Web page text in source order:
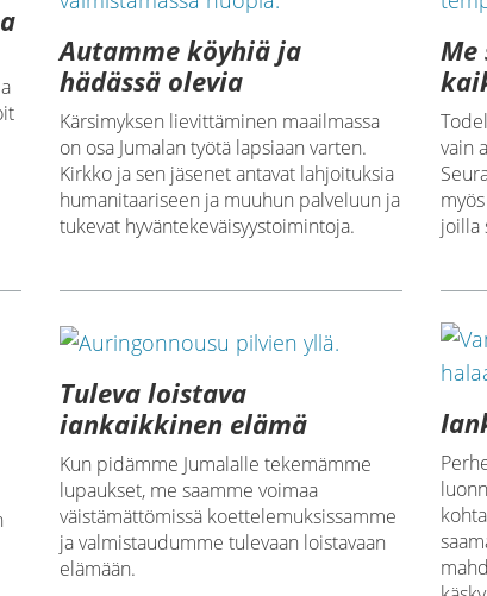
Autamme köyhiä ja
hädässä olevia
Kärsimyksen lievittäminen maailmassa
on osa Jumalan työtä lapsiaan varten.
Kirkko ja sen jäsenet antavat lahjoituksia
humanitaariseen ja muuhun palveluun ja
tukevat hyväntekeväisyystoimintoja.
Me
vain
joilla
Tuleva loistava
iankaikkinen elämä
Kun pidämme Jumalalle tekemämme
lupaukset, me saamme voimaa
väistämättömissä koettelemuksissamme
ja valmistaudumme tulevaan loistavaan
elämään.